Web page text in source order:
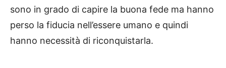
sono in grado di capire la buona fede ma hanno
perso la fiducia nell’essere umano e quindi
hanno necessità di riconquistarla.